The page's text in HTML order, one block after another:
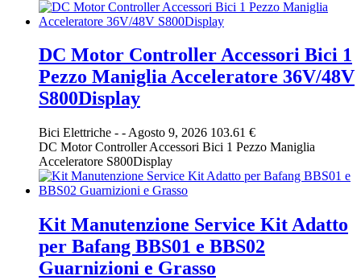
DC Motor Controller Accessori Bici 1
Pezzo Maniglia Acceleratore 36V/48V
S800Display
Bici Elettriche - - Agosto 9, 2026 103.61 €
DC Motor Controller Accessori Bici 1 Pezzo Maniglia
Acceleratore S800Display
Kit Manutenzione Service Kit Adatto
per Bafang BBS01 e BBS02
Guarnizioni e Grasso